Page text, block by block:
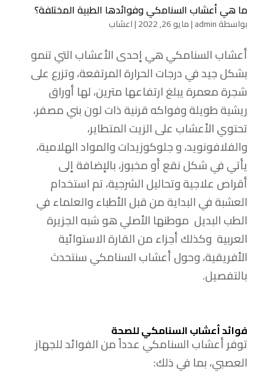
ما هي أعشاب السنامكي وفوائدها الطبية المختلفة؟
بواسطةadmin
|مايو 26, 2022 |اعشاب
أعشاب السنامكي هي إحدى الأعشاب التي تنمو
بشكل جيد في درجات الحرارة المرتفعة، وتزرع على
شجرة معمرة يبلغ ارتفاعها مترين، لها أوراق
ريشية طويلة وفواكه قرنية ذات لون بني مصفر،
تحتوي الأعشاب على الزيت المتطاير،
والفلافونويد، و جلوكوزيدات والمواد الهلامية،
يأتي في شكل نقع أو مخبوز، بالإضافة إلى
أقراص علاجية وتحاليل الشرجية، تم استخدام
العشبة ​​في البداية من قبل الأطباء والعلماء في
الطب البديل موطنها الأصلي هو شبه الجزيرة
العربية وكذلك أجزاء من القارة الاستوائية
الأفريقية، وحول أعشاب السنامكي سنتحدث
بالتفصيل.
فوائد أعشاب السنامكي للصحة
توفر أعشاب السنامكي عدداً من الفوائد للجهاز
العصبي، بما في ذلك: